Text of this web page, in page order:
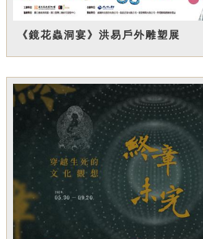
《鏡花蟲洞宴》洪易戶外雕塑展